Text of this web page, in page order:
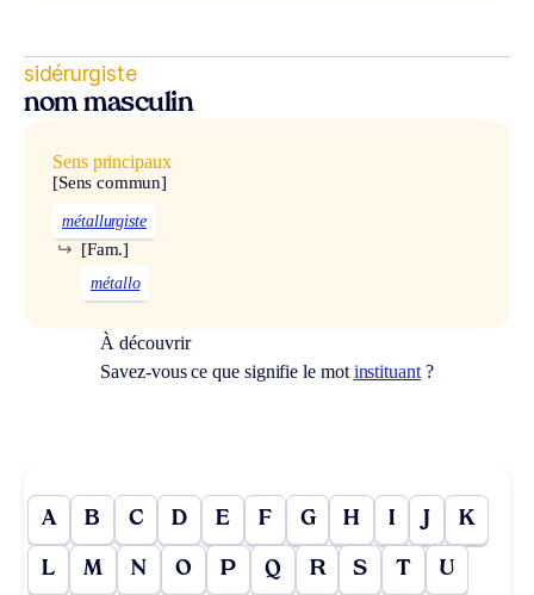
sidérurgiste
nom masculin
Sens principaux
[Sens commun]
métallurgiste
[Fam.]
↪
métallo
À découvrir
Savez-vous ce que signifie le mot instituant?
A B C D E F G H I J K
L M N O P Q R S T U